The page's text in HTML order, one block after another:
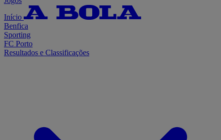
Início
Benfica
Sporting
FC Porto
Resultados e Classificações